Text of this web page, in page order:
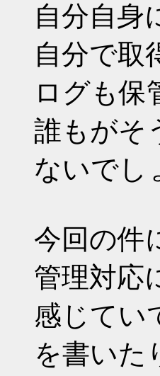
自分自身
自分で取
ログも保
誰もがそ
ないでし
今回の件
管理対応
感じてい
を書いた